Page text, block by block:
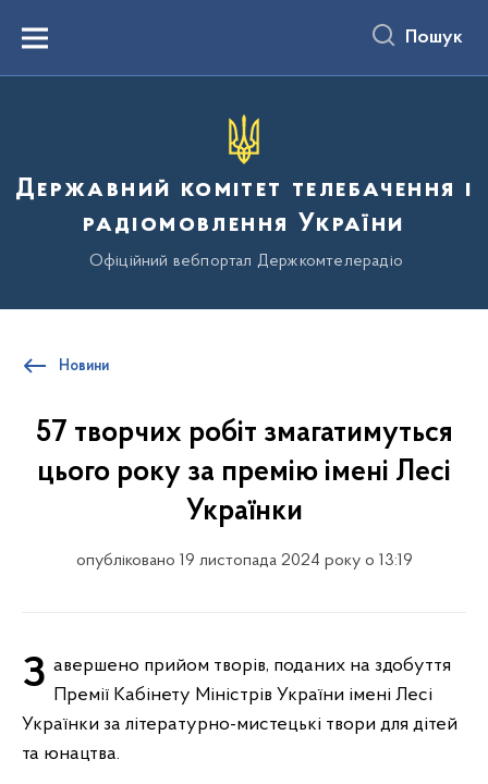
вмістуMenu Пошук
Державний комітет телебачення і
радіомовлення України
Офіційний вебпортал Держкомтелерадіо
Новини
57 творчих робіт змагатимуться
цього року за премію імені Лесі
Українки
опубліковано 19 листопада 2024 року о 13:19
Завершено прийом творів, поданих на здобуття Премії Кабінету Міністрів України імені Лесі
Українки за літературно-мистецькі твори для дітей
та юнацтва.